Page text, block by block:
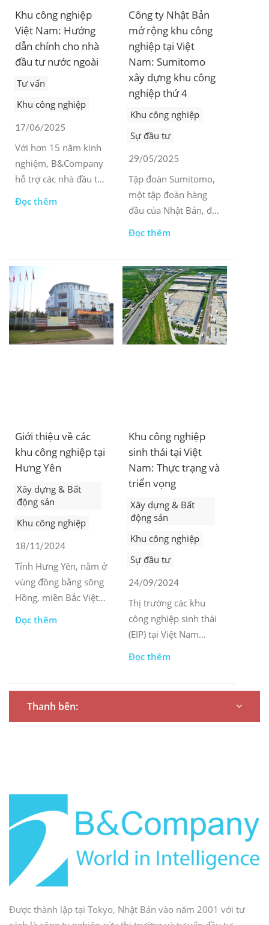
Khu công nghiệp
Việt Nam: Hướng
dẫn chính cho nhà
đầu tư nước ngoài
Tư vấn
Khu công nghiệp
17/06/2025
Với hơn 15 năm kinh
nghiệm, B&Company
hỗ trợ các nhà đầu tư
nước ngoài tìm hiểu
bối cảnh Khu công
Đọc thêm
Công ty Nhật Bản
mở rộng khu công
nghiệp tại Việt
Nam: Sumitomo
xây dựng khu công
nghiệp thứ 4
Khu công nghiệp
Sự đầu tư
29/05/2025
Tập đoàn Sumitomo,
một tập đoàn hàng
đầu của Nhật Bản, đã
nhận được sự chấp
thuận về nguyên tắc
công nghiệp thứ tư tại
Việt Nam.
Đọc thêm
Giới thiệu về các
khu công nghiệp tại
Hưng Yên
Xây dựng & Bất
động sản
Khu công nghiệp
18/11/2024
Tỉnh Hưng Yên, nằm ở
vùng đồng bằng sông
Hồng, miền Bắc Việt
Nam, có diện tích
khoảng 930km2 và là
nơi đây thành một
điểm quan trọng cho
đầu tư trong nước và
Đọc thêm
Khu công nghiệp
sinh thái tại Việt
Nam: Thực trạng và
triển vọng
Xây dựng & Bất
động sản
Khu công nghiệp
Sự đầu tư
24/09/2024
Thị trường các khu
công nghiệp sinh thái
(EIP) tại Việt Nam
đang thu hút sự chú ý
khi đất nước này tìm
của chính phủ, một số
khu công nghiệp sinh
thái đã được thành
lập, đặc biệt là ở các
Đồng bằng sông
Đọc thêm
Thanh bên:
Được thành lập tại Tokyo, Nhật Bản vào năm 2001 với tư